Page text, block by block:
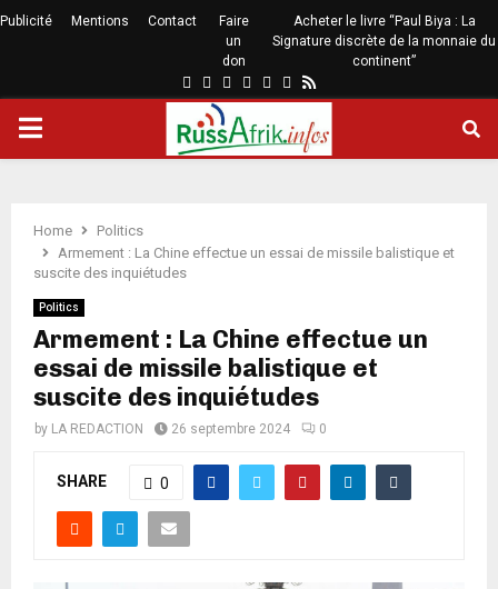
Publicité Mentions Contact
Faire
un
don
Acheter le livre “Paul Biya : La
Signature discrète de la monnaie du
continent”
Home
Politics
Armement : La Chine effectue un essai de missile balistique et
suscite des inquiétudes
Politics
Armement : La Chine effectue un
essai de missile balistique et
suscite des inquiétudes
by LA REDACTION 26 septembre 2024 0
SHARE 0